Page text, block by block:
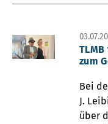
zum
Bei
J.
über